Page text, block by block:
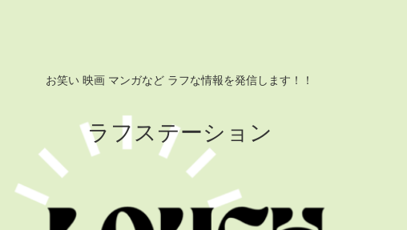
お笑い 映画 マンガなど ラフな情報を発信します！！
ラフステーション